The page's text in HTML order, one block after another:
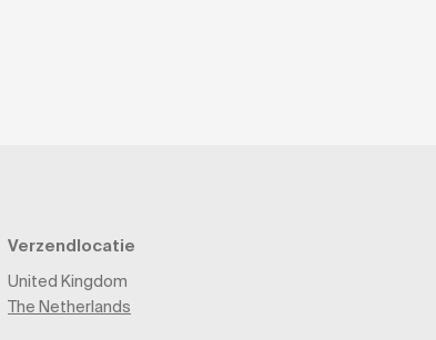
Verzendlocatie
United Kingdom
The Netherlands